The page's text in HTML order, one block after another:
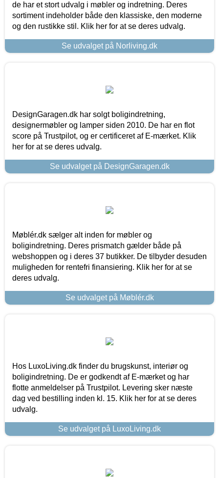
de har et stort udvalg i møbler og indretning. Deres
sortiment indeholder både den klassiske, den moderne
og den rustikke stil. Klik her for at se deres udvalg.
Se udvalget på Norliving.dk
DesignGaragen.dk har solgt boligindretning,
designermøbler og lamper siden 2010. De har en flot
score på Trustpilot, og er certificeret af E-mærket. Klik
her for at se deres udvalg.
Se udvalget på DesignGaragen.dk
Møblér.dk sælger alt inden for møbler og
boligindretning. Deres prismatch gælder både på
webshoppen og i deres 37 butikker. De tilbyder desuden
muligheden for rentefri finansiering. Klik her for at se
deres udvalg.
Se udvalget på Møblér.dk
Hos LuxoLiving.dk finder du brugskunst, interiør og
boligindretning. De er godkendt af E-mærket og har
flotte anmeldelser på Trustpilot. Levering sker næste
dag ved bestilling inden kl. 15. Klik her for at se deres
udvalg.
Se udvalget på LuxoLiving.dk